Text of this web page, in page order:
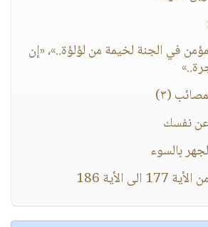
في الجنة لخيمة من لؤلؤة..»، «إن
(٣)
نفسك
بالسوء
الأية 186